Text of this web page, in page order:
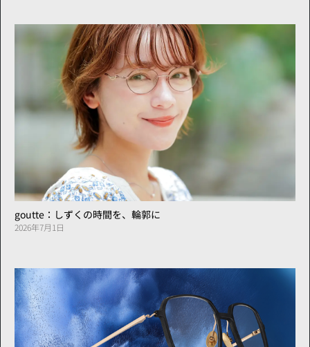
goutte：しずくの時間を、輪郭に
2026年7月1日